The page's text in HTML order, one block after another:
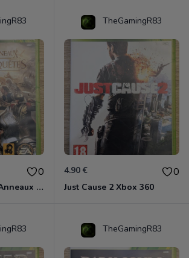
0
Le Seigneur Des Anneaux - L'âge Des Conquêtes Xbox 360
TheGamingR83
4.90 € 0
Just Cause 2 Xbox 360
TheGamingR83